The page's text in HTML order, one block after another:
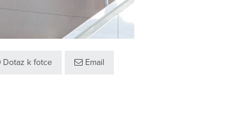
Dotaz k fotce Email